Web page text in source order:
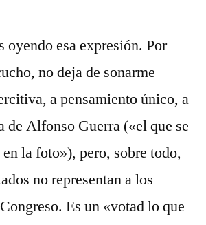
oyendo esa expresión. Por
no deja de sonarme
a pensamiento único, a
de Alfonso Guerra («el que se
la foto»), pero, sobre todo,
no representan a los
Es un «votad lo que